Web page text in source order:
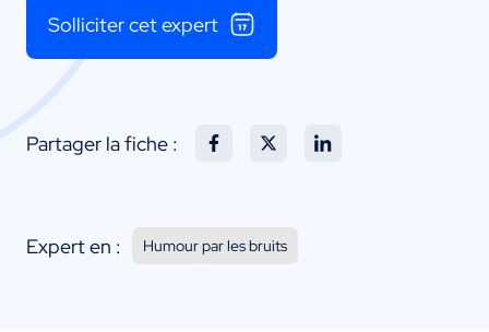
Solliciter cet expert
Partager la fiche :
Expert en : Humour par les bruits